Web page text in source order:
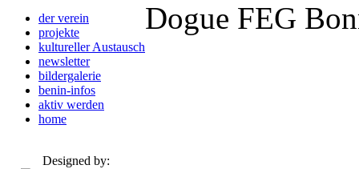
der verein
projekte
kultureller Austausch
newsletter
bildergalerie
benin-infos
aktiv werden
home
Designed by:
Dogue FEG